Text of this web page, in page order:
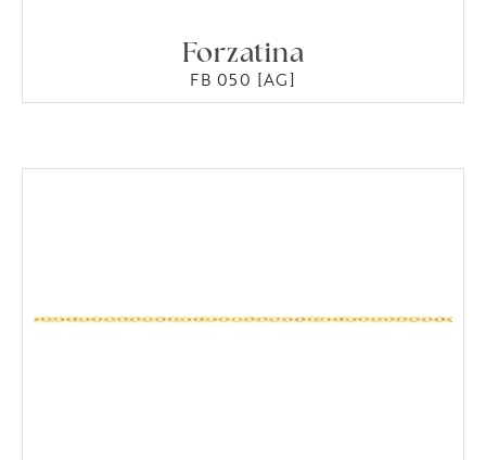
Forzatina
FB 050 [AG]